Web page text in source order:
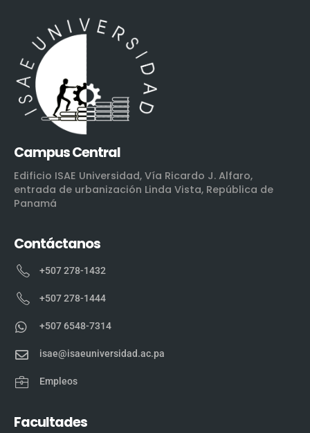
Campus Central
Edificio ISAE Universidad, Vía Ricardo J. Alfaro,
entrada de urbanización Linda Vista, República de
Panamá
Contáctanos
+507 278-1432
+507 278-1444
+507 6548-7314
isae@isaeuniversidad.ac.pa
Empleos
Facultades